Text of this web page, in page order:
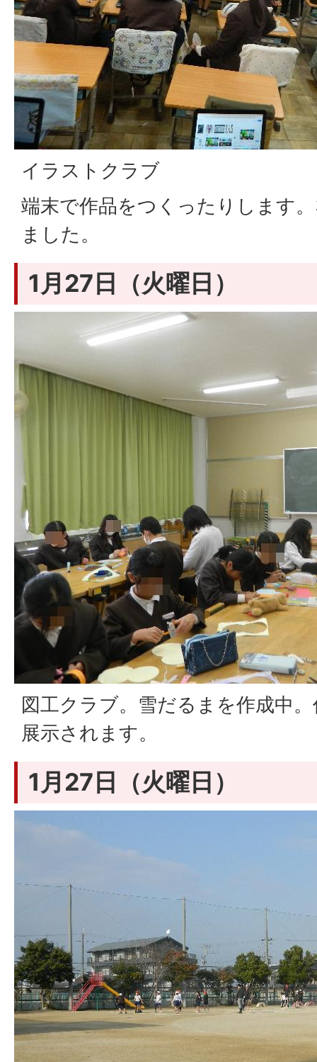
イラストクラブ
端末で作品をつくったりします
ました。
1月27日（火曜日）
図工クラブ。雪だるまを作成中
展示されます。
1月27日（火曜日）